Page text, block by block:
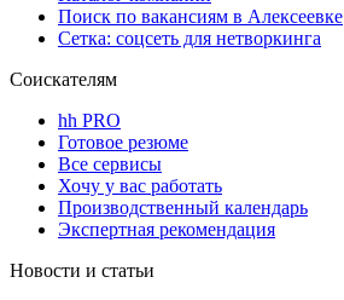
Поиск по вакансиям в Алексеевке
Сетка: соцсеть для нетворкинга
Соискателям
hh PRO
Готовое резюме
Все сервисы
Хочу у вас работать
Производственный календарь
Экспертная рекомендация
Новости и статьи